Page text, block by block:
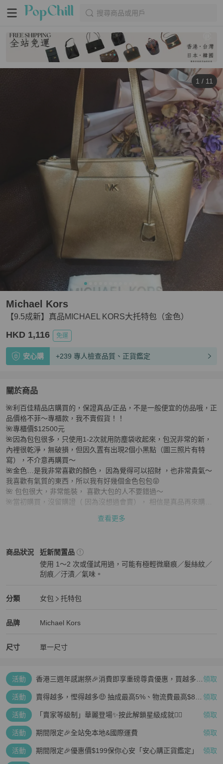
搜尋商品或用戶
1 / 11
【9.5成新】真品MICHAEL KORS大托特包（金色）
Michael Kors
HKD 1,116 免運
安心購 +239 專人檢查品質、正貨鑑定
關於商品
關於【9.5成新】真品MICHAEL KORS大托特包（金色） 商品
🌺利百佳精品店購買的，保證真品/正品，不是一般便宜的仿品哦，正
品價格不菲～專櫃款，我不賣假貨！！
🌺專櫃價$12500元
🌺因為包包很多，只使用1-2次就用防塵袋收起來，包況非常的新，
內裡很乾淨，無破損，但因久置有出現2個小黑點（圖三照片有特
寫），不介意再購買～
🌺金色…是我非常喜歡的顏色， 因為覺得可以招財 ，也非常貴氣～
我喜歡有氣質的東西，所以我有好幾個金色包包😝
🌺 包包很大，非常能裝， 喜歡大包的人不要錯過～
🌺當初購買，沒留購證（ 因為沒想過會賣）， 相信是真品再來購
🌹🌹 商品售出不退不換， 請考慮清楚再下標，謝謝～
查看更多
商品狀況
Michael Kors女包商品狀態與細節
近新閒置品
使用 1～2 次或僅試用過，可能有極輕微磨痕／髮絲紋／
刮痕／汙漬／氣味。
分類
Michael Kors女包 分類資訊
女包
托特包
品牌
Michael Kors精品女包品牌介紹
Michael Kors
Michael Kors推薦清單
尺寸 單一尺寸
活動
香港三週年感謝祭🎉消費即享重磅尊貴優惠，買越多、 領取
活動
賣得越多，慳得越多🤑 抽成最高5%、物流費最高$800 領取
活動 「賣家等級制」華麗登場✨按此解鎖星級成就👆🏻 領取
活動 期間限定🎉全站免本地&國際運費 領取
活動 期間限定🎉優惠價$199保你心安「安心購正貨鑑定」 領取